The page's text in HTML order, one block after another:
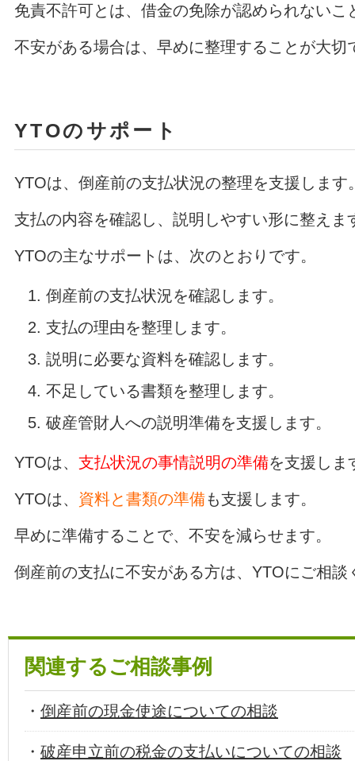
免責不許可とは、借金の免除が認められないこ
不安がある場合は、早めに整理することが大切
YTOのサポート
YTOは、倒産前の支払状況の整理を支援します
支払の内容を確認し、説明しやすい形に整えま
YTOの主なサポートは、次のとおりです。
倒産前の支払状況を確認します。
支払の理由を整理します。
説明に必要な資料を確認します。
不足している書類を整理します。
破産管財人への説明準備を支援します。
YTOは、 支払状況の事情説明の準備を支援しま
YTOは、 資料と書類の準備も支援します。
早めに準備することで、不安を減らせます。
倒産前の支払に不安がある方は、YTOにご相談
関連するご相談事例
・ 倒産前の現金使途についての相談
・ 破産申立前の税金の支払いについての相談